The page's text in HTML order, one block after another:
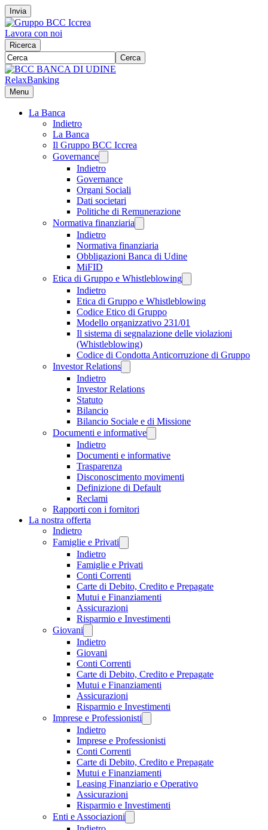
Invia
Lavora con noi
Ricerca
Cerca
RelaxBanking
Menu
La Banca
Indietro
La Banca
Il Gruppo BCC Iccrea
Governance
Indietro
Governance
Organi Sociali
Dati societari
Politiche di Remunerazione
Normativa finanziaria
Indietro
Normativa finanziaria
Obbligazioni Banca di Udine
MiFID
Etica di Gruppo e Whistleblowing
Indietro
Etica di Gruppo e Whistleblowing
Codice Etico di Gruppo
Modello organizzativo 231/01
Il sistema di segnalazione delle violazioni
(Whistleblowing)
Codice di Condotta Anticorruzione di Gruppo
Investor Relations
Indietro
Investor Relations
Statuto
Bilancio
Bilancio Sociale e di Missione
Documenti e informative
Indietro
Documenti e informative
Trasparenza
Disconoscimento movimenti
Definizione di Default
Reclami
Rapporti con i fornitori
La nostra offerta
Indietro
Famiglie e Privati
Indietro
Famiglie e Privati
Conti Correnti
Carte di Debito, Credito e Prepagate
Mutui e Finanziamenti
Assicurazioni
Risparmio e Investimenti
Giovani
Indietro
Giovani
Conti Correnti
Carte di Debito, Credito e Prepagate
Mutui e Finanziamenti
Assicurazioni
Risparmio e Investimenti
Imprese e Professionisti
Indietro
Imprese e Professionisti
Conti Correnti
Carte di Debito, Credito e Prepagate
Mutui e Finanziamenti
Leasing Finanziario e Operativo
Assicurazioni
Risparmio e Investimenti
Enti e Associazioni